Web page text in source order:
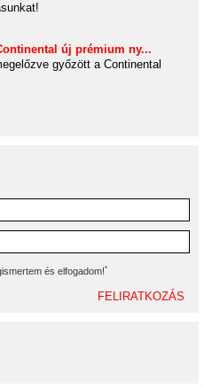
új prémium ny...
győzött a Continental
és elfogadom!*